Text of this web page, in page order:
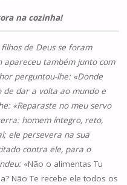
na cozinha!
de Deus se foram
apareceu também junto com
perguntou-lhe: «Donde
de dar a volta ao mundo e
«Reparaste no meu servo
homem íntegro, reto,
ele persevera na sua
contra ele, para o
«Não o alimentas Tu
Não Te recebe ele todos os